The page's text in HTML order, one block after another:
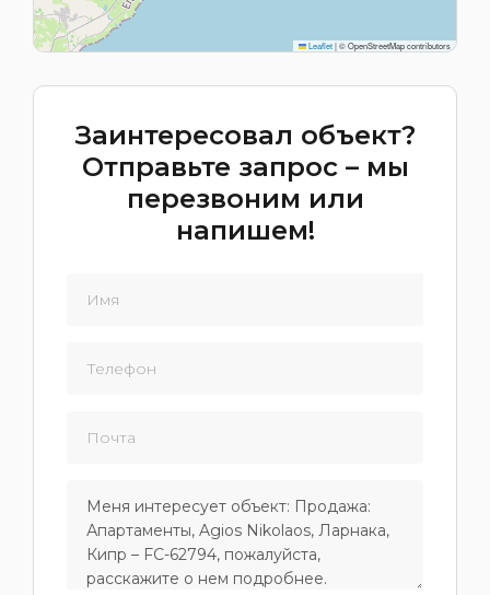
Leaflet|© OpenStreetMap contributors
Заинтересовал объект?
Отправьте запрос – мы
перезвоним или
напишем!